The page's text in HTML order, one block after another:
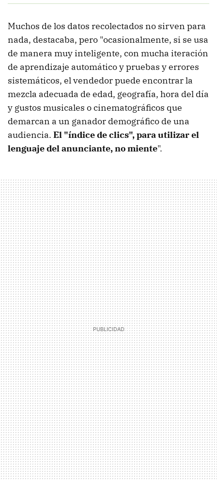
Muchos de los datos recolectados no sirven para
nada, destacaba, pero "ocasionalmente, si se usa
de manera muy inteligente, con mucha iteración
de aprendizaje automático y pruebas y errores
sistemáticos, el vendedor puede encontrar la
mezcla adecuada de edad, geografía, hora del día
y gustos musicales o cinematográficos que
demarcan a un ganador demográfico de una
audiencia. El "índice de clics", para utilizar el
lenguaje del anunciante, no miente".